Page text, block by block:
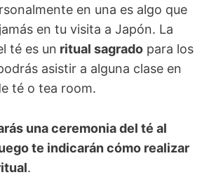
en una es algo que
en tu visita a Japón. La
té es un ritual sagrado para los
asistir a alguna clase en
té o tea room.
una ceremonia del té al
te indicarán cómo realizar
.